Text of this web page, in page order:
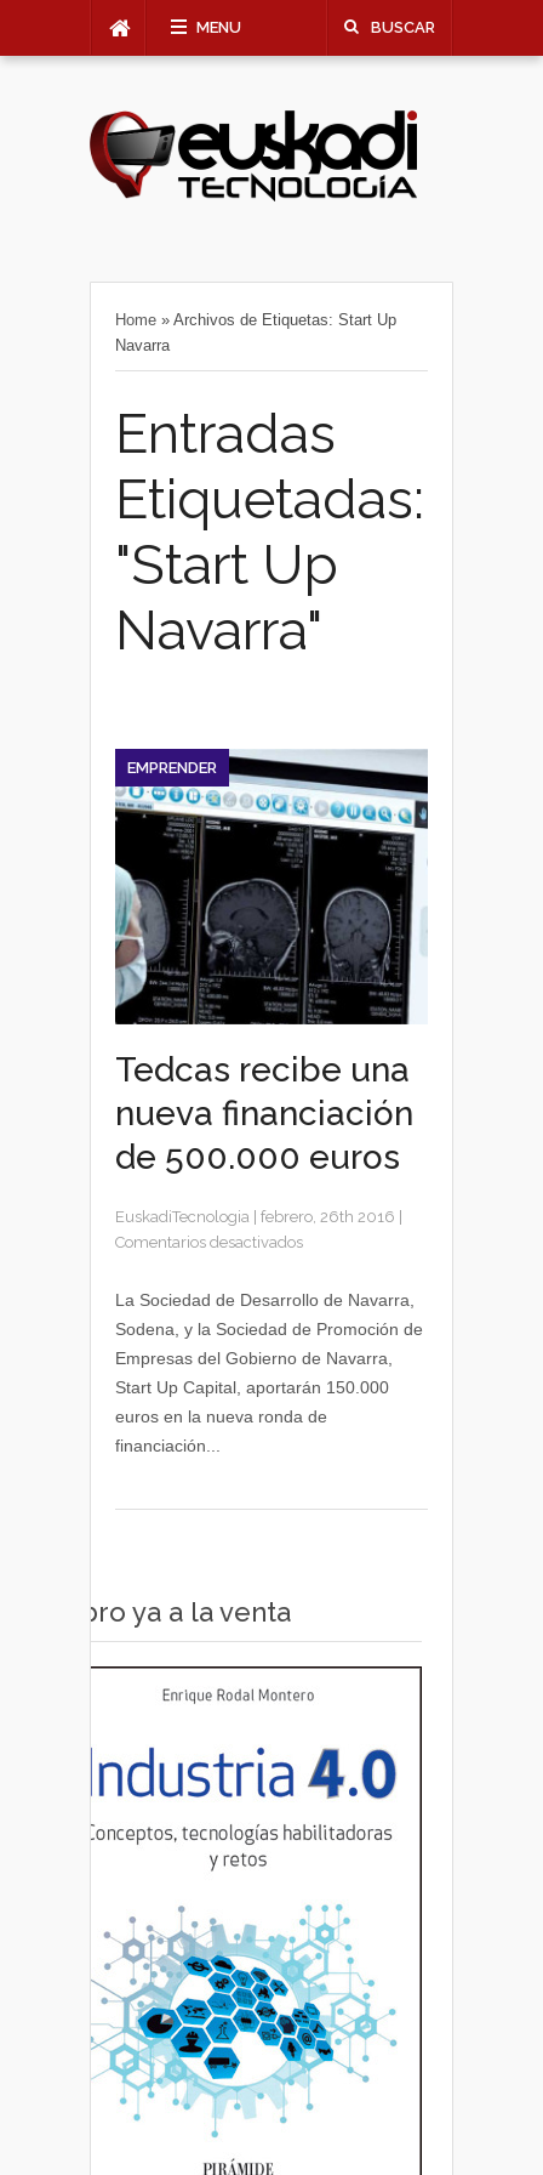
MENU BUSCAR
Home » Archivos de Etiquetas: Start Up
Navarra
Entradas
Etiquetadas:
"Start Up
Navarra"
EMPRENDER
Tedcas recibe una
nueva financiación
de 500.000 euros
EuskadiTecnologia febrero, 26th 2016
Comentarios desactivadosen
recibe
financiación
de
500.000
La Sociedad de Desarrollo de Navarra,
Sodena, y la Sociedad de Promoción de
Empresas del Gobierno de Navarra,
Start Up Capital, aportarán 150.000
euros en la nueva ronda de
financiación...
Libro ya a la venta